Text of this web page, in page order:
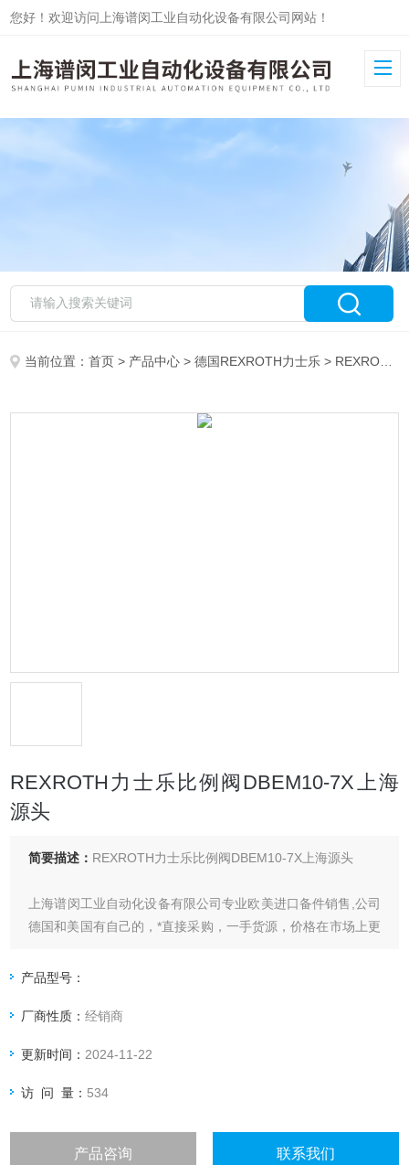
您好！欢迎访问上海谱闵工业自动化设备有限公司网站！
当前位置：首页 > 产品中心 >德国REXROTH力士乐 > REXROTH阀
REXROTH力士乐比例阀DBEM10-7X上海
源头
简要描述： REXROTH力士乐比例阀DBEM10-7X上海源头
上海谱闵工业自动化设备有限公司专业欧美进口备件销售,公司
德国和美国有自己的，*直接采购，一手货源，价格在市场上更
货给我们提供固定折扣，确保我们给客户惠的价格。
渠道广: 除了现货，我们跟欧洲许多有直接的业务关系，使我
们可以采购到由于保护而不能报价的品。
产品型号：
厂商性质：经销商
更新时间： 2024-11-22
访 问 量： 534
产品咨询 联系我们